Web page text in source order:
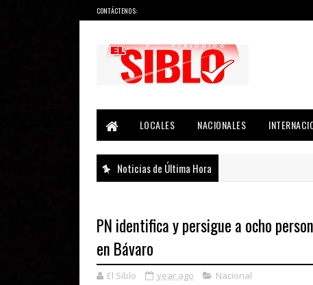
CONTÁCTENOS:
LOCALES
NACIONALES
Noticias de Última Hora
PN identifica y persigue a ocho
en Bávaro
El Siblo year ago Nacional